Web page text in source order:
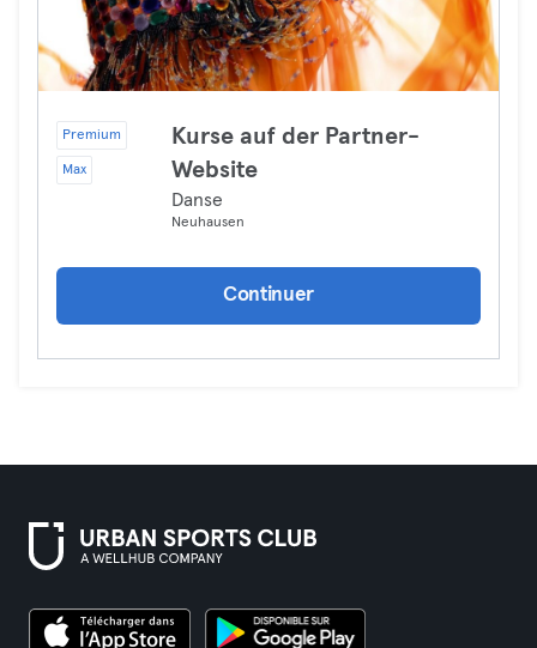
Premium
Max
Kurse auf der Partner-
Website
Danse
Neuhausen
Continuer